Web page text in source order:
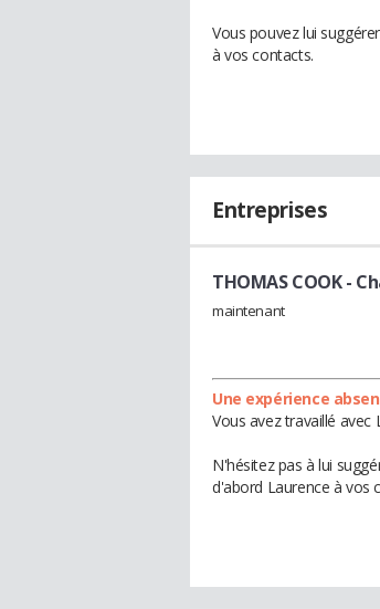
Vous pouvez lui
à vos contacts.
Entreprises
THOMAS COOK-
maintenant
Une expérience
Vous avez travaillé avec
N'hésitez pas à lui
d'abord Laurence à vos